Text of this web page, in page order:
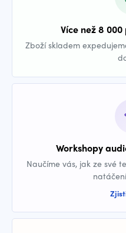
Více než 8
Zboží skladem
Workshopy
Naučíme vás, jak ze své